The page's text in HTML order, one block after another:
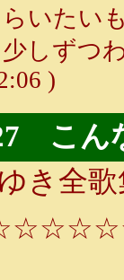
いたい
しずつ
)
こん
ゆき全